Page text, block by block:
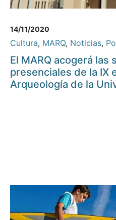
14/11/2020
Cultura, MARQ, Noticias,
El MARQ acogerá las
presenciales de la IX
Arqueología de la